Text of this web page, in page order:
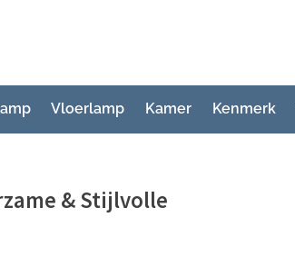
Vloerlamp Kamer Kenmerk
& Stijlvolle